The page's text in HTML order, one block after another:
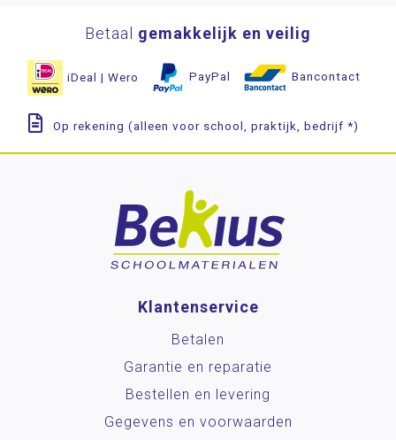
Betaal gemakkelijk en veilig
iDeal | Wero PayPal Bancontact
Op rekening (alleen voor school, praktijk, bedrijf *)
Klantenservice
Betalen
Garantie en reparatie
Bestellen en levering
Gegevens en voorwaarden